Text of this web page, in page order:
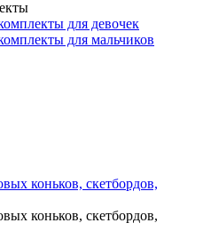
для девочек
для мальчиков
коньков, скетбордов,
коньков, скетбордов,